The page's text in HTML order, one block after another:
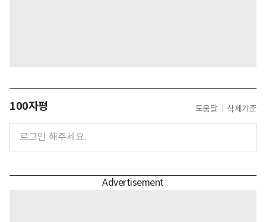
100자평 도움말 삭제기준